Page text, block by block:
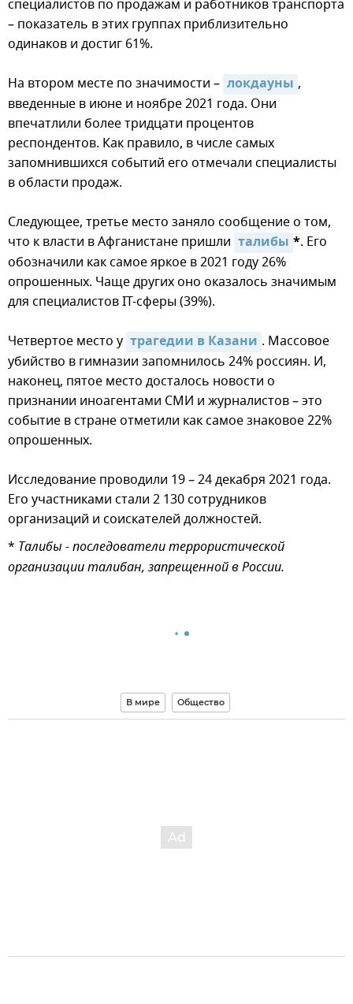
специалистов по продажам и работников транспорта
– показатель в этих группах приблизительно
одинаков и достиг 61%.
На втором месте по значимости – локдауны ,
введенные в июне и ноябре 2021 года. Они
впечатлили более тридцати процентов
респондентов. Как правило, в числе самых
запомнившихся событий его отмечали специалисты
в области продаж.
Следующее, третье место заняло сообщение о том,
что к власти в Афганистане пришли талибы *. Его
обозначили как самое яркое в 2021 году 26%
опрошенных. Чаще других оно оказалось значимым
для специалистов IT-сферы (39%).
Четвертое место у трагедии в Казани . Массовое
убийство в гимназии запомнилось 24% россиян. И,
наконец, пятое место досталось новости о
признании иноагентами СМИ и журналистов – это
событие в стране отметили как самое знаковое 22%
опрошенных.
Исследование проводили 19 – 24 декабря 2021 года.
Его участниками стали 2 130 сотрудников
организаций и соискателей должностей.
* Талибы - последователи террористической
организации талибан, запрещенной в России.
В мире Общество